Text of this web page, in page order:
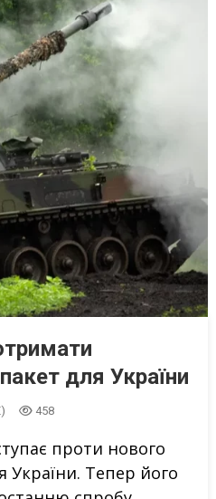
для України
458
проти нового
України. Тепер його